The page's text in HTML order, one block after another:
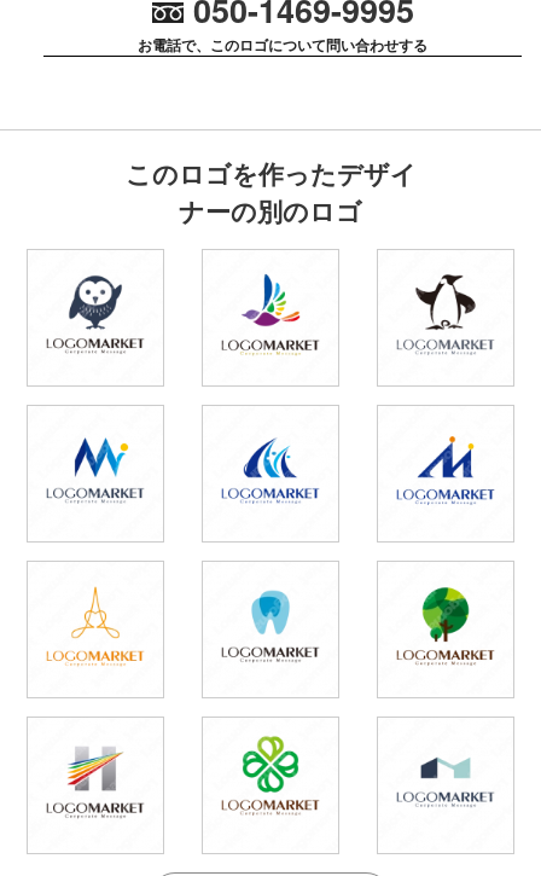
050-1469-9995
お電話で、このロゴについて問い合わせする
このロゴを作ったデザイ
ナーの別のロゴ